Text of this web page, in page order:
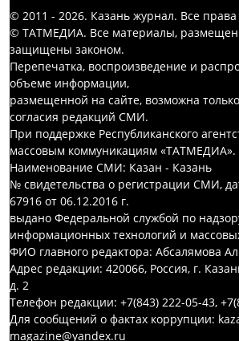
© 2011 - 2026. Казань журнал. Все
© ТАТМЕДИА. Все материалы,
защищены законом.
Перепечатка, воспроизведение и
объеме информации,
размещенной на сайте, возможна
согласия редакций СМИ.
При поддержке Республиканского
массовым коммуникациям «ТАТМЕДИА».
Наименование СМИ: Казан - Казань
№ свидетельства о регистрации СМИ,
67916 от 06.12.2016 г.
выдано Федеральной службой по
информационных технологий и
ФИО главного редактора: Абсалямова
Адрес редакции: 420066, Россия, г.
д. 2
Телефон редакции: +7(843) 222-05-43,
Для сообщений о фактах коррупции:
magazine@yandex.ru